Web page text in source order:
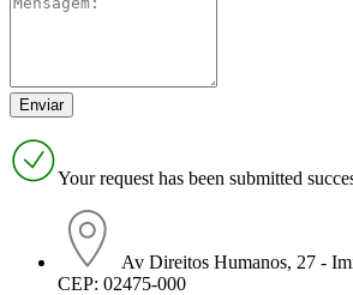
Your request has been submitted
Av Direitos Humanos, 27 -
CEP: 02475-000